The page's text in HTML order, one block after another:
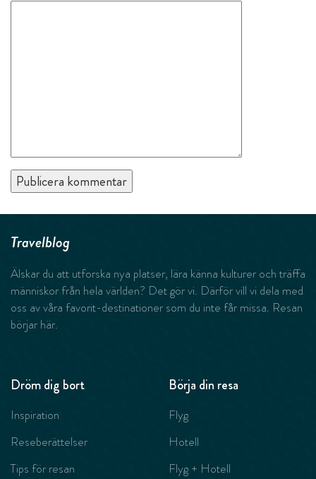
Travelblog
Älskar du att utforska nya platser, lära känna kulturer och träffa
människor från hela världen? Det gör vi. Därför vill vi dela med
oss av våra favorit-destinationer som du inte får missa. Resan
börjar här.
Dröm dig bort
Inspiration
Reseberättelser
Tips för resan
Börja din resa
Flyg
Hotell
Flyg + Hotell